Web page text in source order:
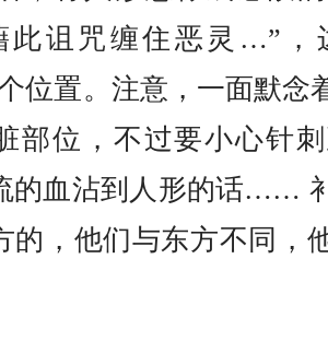
此诅咒缠住恶灵…”，
位置。注意，一面默念
部位，不过要小心针
的血沾到人形的话……
的，他们与东方不同，